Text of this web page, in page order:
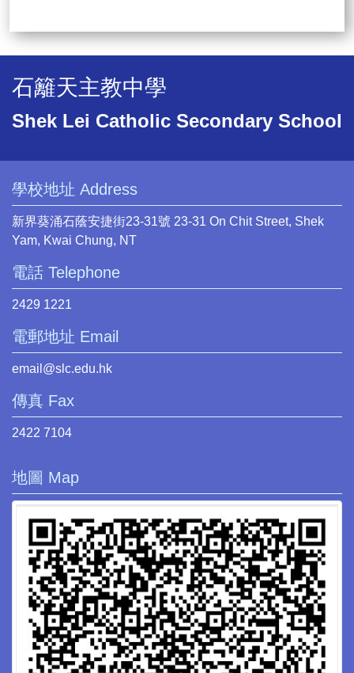
石籬天主教中學
Shek Lei Catholic Secondary School
學校地址 Address
新界葵涌石蔭安捷街23-31號 23-31 On Chit Street, Shek
Yam, Kwai Chung, NT
電話 Telephone
2429 1221
電郵地址 Email
email@slc.edu.hk
傳真 Fax
2422 7104
地圖 Map